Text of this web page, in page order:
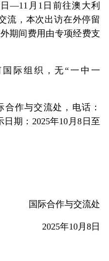
—11月1日前往澳大利
流，本次出访在外停留
期间费用由专项经费支
际组织，无“一中一
作与交流处，电话：
日期：2025年10月8日至
国际合作与交流处
2025年10月8日